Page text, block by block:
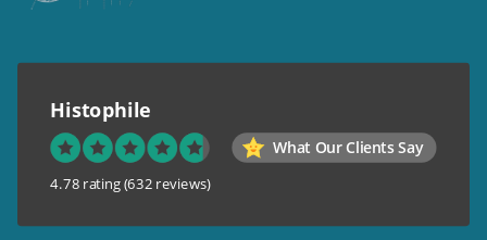
Histophile
What Our Clients Say
4.78 rating (632 reviews)